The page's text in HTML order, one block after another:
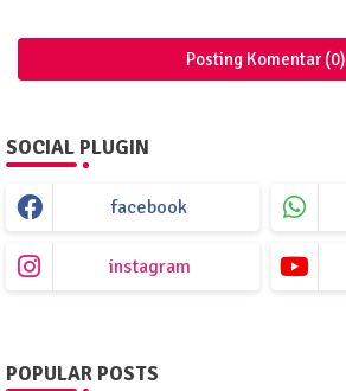
Posting Komentar (0)
SOCIAL PLUGIN
facebook
instagram
POPULAR POSTS